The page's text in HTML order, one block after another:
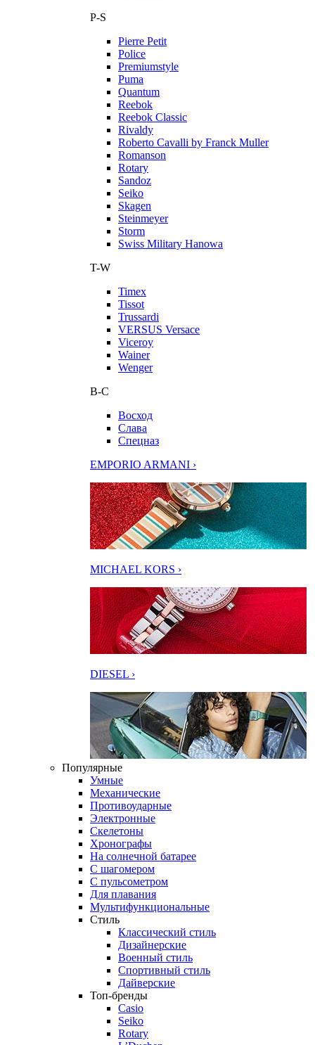
P-S
Pierre Petit
Police
Premiumstyle
Puma
Quantum
Reebok
Reebok Classic
Rivaldy
Roberto Cavalli by Franck Muller
Romanson
Rotary
Sandoz
Seiko
Skagen
Steinmeyer
Storm
Swiss Military Hanowa
T-W
Timex
Tissot
Trussardi
VERSUS Versace
Viceroy
Wainer
Wenger
В-С
Восход
Слава
Спецназ
EMPORIO ARMANI ›
MICHAEL KORS ›
DIESEL ›
Популярные
Умные
Механические
Противоударные
Электронные
Скелетоны
Хронографы
На солнечной батарее
С шагомером
С пульсометром
Для плавания
Мультифункциональные
Стиль
Классический стиль
Дизайнерские
Военный стиль
Спортивный стиль
Дайверские
Топ-бренды
Casio
Seiko
Rotary